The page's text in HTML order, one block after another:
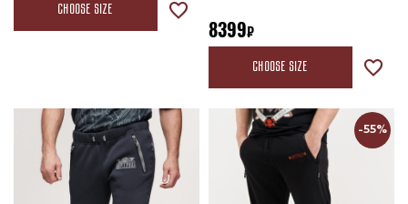
Choose size
8399
Choose size
-55%